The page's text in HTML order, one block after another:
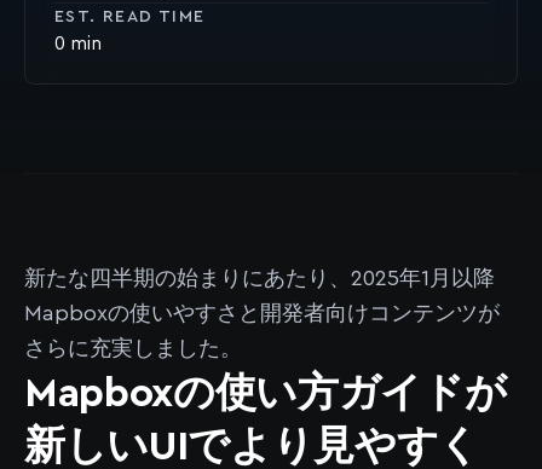
EST. READ TIME
0
新たな四半期の始まりにあたり、2025年1月以降
Mapboxの使いやすさと開発者向けコンテンツが
さらに充実しました。
Mapboxの使い方ガイドが
新しいUIでより見やすく